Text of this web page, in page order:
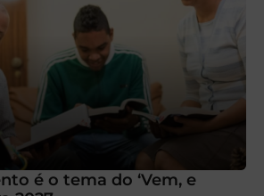
é o tema do ‘Vem, e